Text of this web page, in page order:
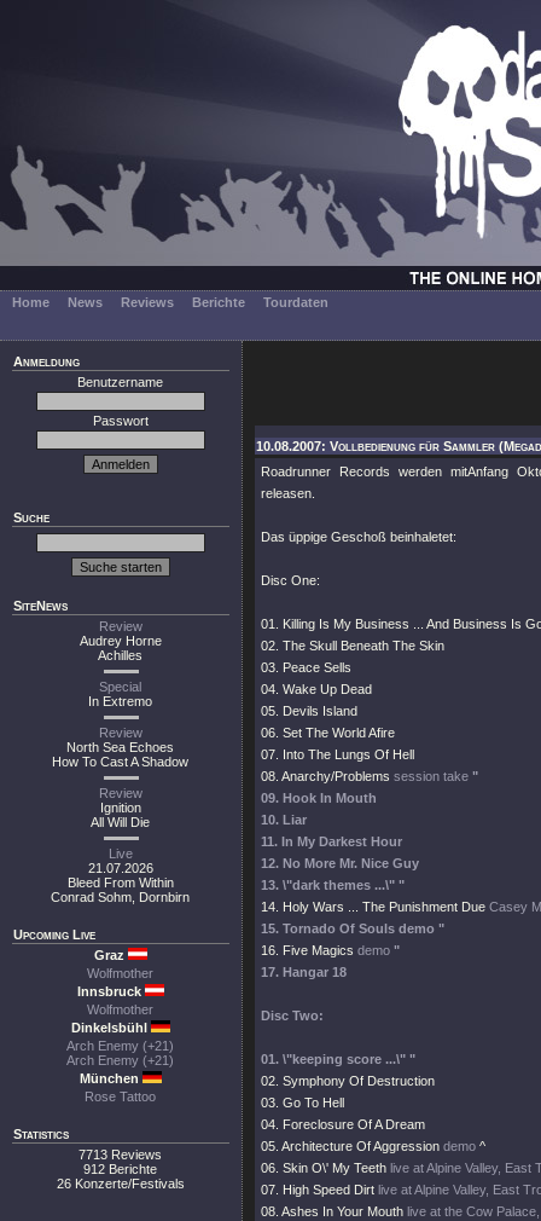
Home News Reviews Berichte Tourdaten
Anmeldung
Benutzername
Passwort
Suche
SiteNews
Review
Audrey Horne
Achilles
Special
In Extremo
Review
North Sea Echoes
How To Cast A Shadow
Review
Ignition
All Will Die
Live
21.07.2026
Bleed From Within
Conrad Sohm, Dornbirn
Upcoming Live
Graz
Wolfmother
Innsbruck
Wolfmother
Dinkelsbühl
Arch Enemy (+21)
Arch Enemy (+21)
München
Rose Tattoo
Statistics
7713 Reviews
912 Berichte
26 Konzerte/Festivals
10.08.2007: Vollbedienung für Sammler
Roadrunner Records werden mitAnfang
releasen.
Das üppige Geschoß beinhaletet:
Disc One:
01. Killing Is My Business ... And Business Is
02. The Skull Beneath The Skin
03. Peace Sells
04. Wake Up Dead
05. Devils Island
06. Set The World Afire
07. Into The Lungs Of Hell
08. Anarchy/Problems session take "
09. Hook In Mouth
10. Liar
11. In My Darkest Hour
12. No More Mr. Nice Guy
13. \"dark themes ...\" "
14. Holy Wars ... The Punishment Due Casey
15. Tornado Of Souls demo "
16. Five Magics demo "
17. Hangar 18
Disc Two:
01. \"keeping score ...\" "
02. Symphony Of Destruction
03. Go To Hell
04. Foreclosure Of A Dream
05. Architecture Of Aggression demo ^
06. Skin O\' My Teeth live at Alpine Valley, East
07. High Speed Dirt live at Alpine Valley, East
08. Ashes In Your Mouth live at the Cow